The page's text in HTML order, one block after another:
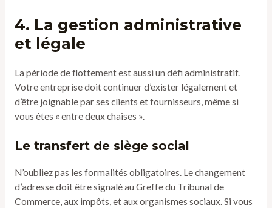
4. La gestion administrative
et légale
La période de flottement est aussi un défi administratif.
Votre entreprise doit continuer d’exister légalement et
d’être joignable par ses clients et fournisseurs, même si
vous êtes « entre deux chaises ».
Le transfert de siège social
N’oubliez pas les formalités obligatoires. Le changement
d’adresse doit être signalé au Greffe du Tribunal de
Commerce, aux impôts, et aux organismes sociaux. Si vous